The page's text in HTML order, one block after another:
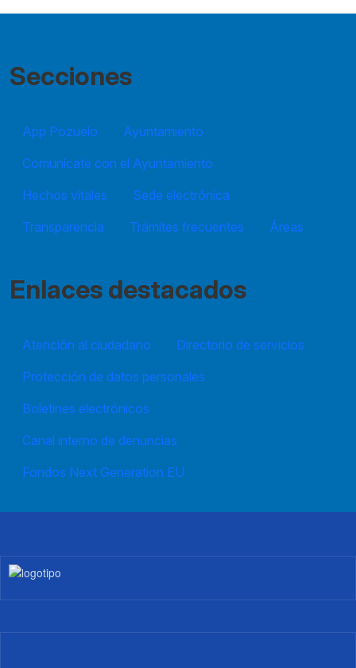
Secciones
App Pozuelo
Ayuntamiento
Comunícate con el Ayuntamiento
Hechos vitales
Sede electrónica
Transparencia
Trámites frecuentes Áreas
Enlaces destacados
Atención al ciudadano
Directorio de servicios
Protección de datos personales
Boletines electrónicos
Canal interno de denuncias
Fondos Next Generation EU
Imagen